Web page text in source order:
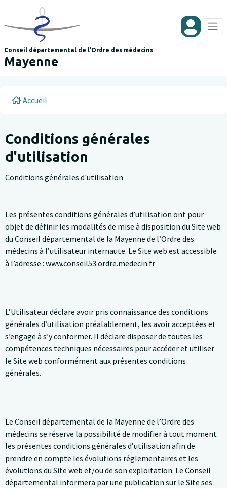
Aller au contenu principal
Conseil départemental de l'Ordre des médecins
Mayenne
Fil d'Ariane
Accueil
Conditions générales
d'utilisation
Conditions générales d'utilisation
Les présentes conditions générales d’utilisation ont pour
objet de définir les modalités de mise à disposition du Site web
du Conseil départemental de la Mayenne de l’Ordre des
médecins à l’utilisateur internaute. Le Site web est accessible
à l’adresse : www.conseil53.ordre.medecin.fr
L’Utilisateur déclare avoir pris connaissance des conditions
générales d’utilisation préalablement, les avoir acceptées et
s’engage à s’y conformer. Il déclare disposer de toutes les
compétences techniques nécessaires pour accéder et utiliser
le Site web conformément aux présentes conditions
générales.
Le Conseil départemental de la Mayenne de l’Ordre des
médecins se réserve la possibilité de modifier à tout moment
les présentes conditions générales d’utilisation afin de
prendre en compte les évolutions réglementaires et les
évolutions du Site web et/ou de son exploitation. Le Conseil
départemental informera par une publication sur le Site ses
Panneau de gestion des cookies